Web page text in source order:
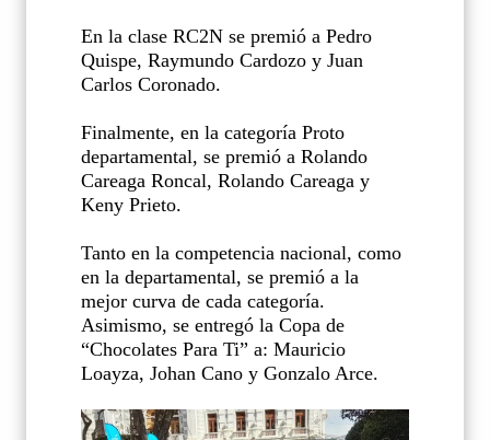
En la clase RC2N se premió a Pedro
Quispe, Raymundo Cardozo y Juan
Carlos Coronado.
Finalmente, en la categoría Proto
departamental, se premió a Rolando
Careaga Roncal, Rolando Careaga y
Keny Prieto.
Tanto en la competencia nacional, como
en la departamental, se premió a la
mejor curva de cada categoría.
Asimismo, se entregó la Copa de
“Chocolates Para Ti” a: Mauricio
Loayza, Johan Cano y Gonzalo Arce.